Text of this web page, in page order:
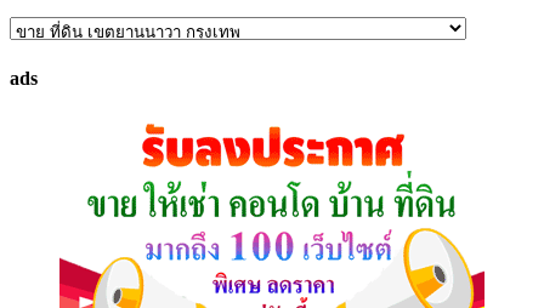
ค้นหา
ที่
ads